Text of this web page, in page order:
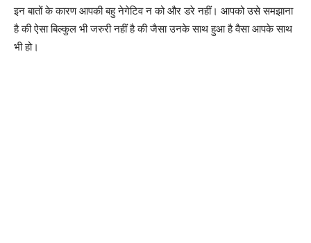
इन बातों के कारण आपकी बहु नेगेटिव न को और डरे नहीं। आपको उसे समझाना
है की ऐसा बिल्कुल भी जरुरी नहीं है की जैसा उनके साथ हुआ है वैसा आपके साथ
भी हो।